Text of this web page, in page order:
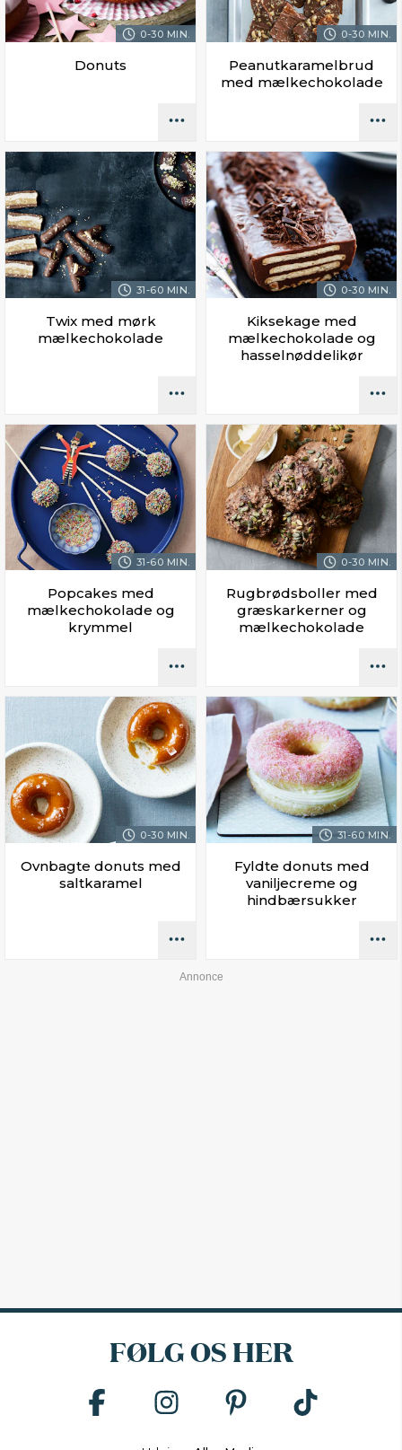
0-30 MIN.
Donuts
0-30 MIN.
Peanutkaramelbrud
med mælkechokolade
31-60 MIN.
Twix med mørk
mælkechokolade
0-30 MIN.
Kiksekage med
mælkechokolade og
hasselnøddelikør
31-60 MIN.
Popcakes med
mælkechokolade og
krymmel
0-30 MIN.
Rugbrødsboller med
græskarkerner og
mælkechokolade
0-30 MIN.
Ovnbagte donuts med
saltkaramel
31-60 MIN.
Fyldte donuts med
vaniljecreme og
hindbærsukker
FØLG OS HER